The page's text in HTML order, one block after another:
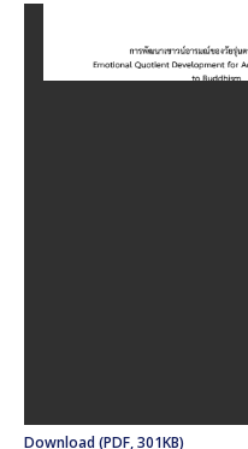
Download (PDF, 301KB)